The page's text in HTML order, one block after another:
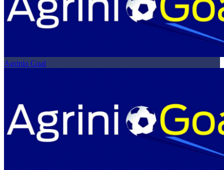
Agrinio Goal